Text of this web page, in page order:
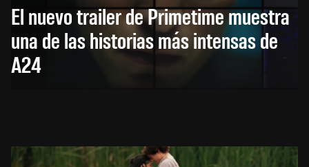
El nuevo trailer de Primetime muestra
una de las historias más intensas de
A24